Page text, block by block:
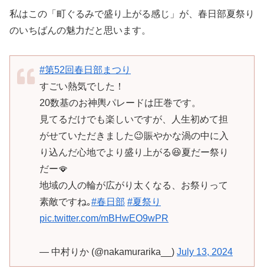
私はこの「町ぐるみで盛り上がる感じ」が、春日部夏祭り
のいちばんの魅力だと思います。
#第52回春日部まつり
すごい熱気でした！
20数基のお神輿パレードは圧巻です。
見てるだけでも楽しいですが、人生初めて担
がせていただきました😉賑やかな渦の中に入
り込んだ心地でより盛り上がる😆夏だー祭り
だー🪭
地域の人の輪が広がり太くなる、お祭りって
素敵ですね｡#春日部 #夏祭り
pic.twitter.com/mBHwEO9wPR
— 中村りか (@nakamurarika__) July 13, 2024